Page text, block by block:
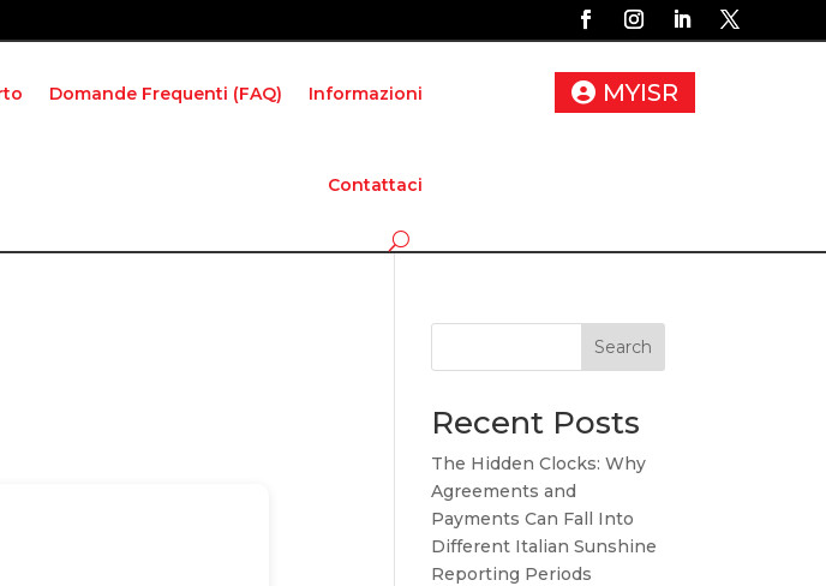
Domande Frequenti (FAQ) Informazioni
Contattaci
MYISR
Search
Recent Posts
The Hidden Clocks: Why
Agreements and
Payments Can Fall Into
Different Italian Sunshine
Reporting Periods